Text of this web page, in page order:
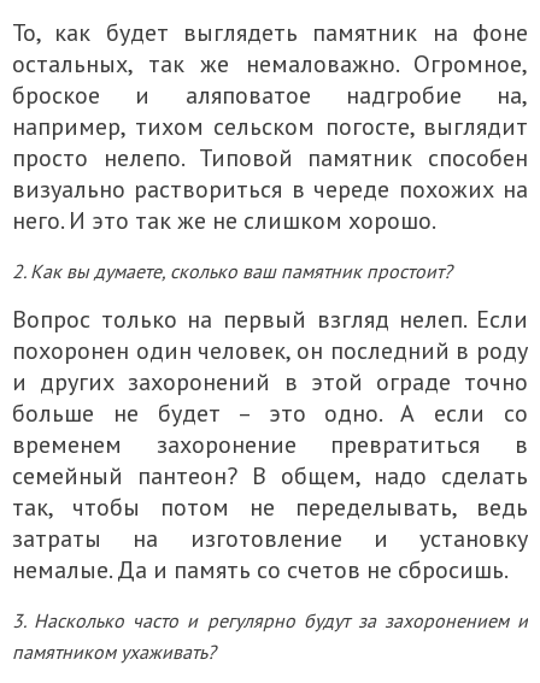
То, как будет выглядеть памятник на фоне
остальных, так же немаловажно. Огромное,
броское и аляповатое надгробие на,
например, тихом сельском погосте, выглядит
просто нелепо. Типовой памятник способен
визуально раствориться в череде похожих на
него. И это так же не слишком хорошо.
2. Как вы думаете, сколько ваш памятник простоит?
Вопрос только на первый взгляд нелеп. Если
похоронен один человек, он последний в роду
и других захоронений в этой ограде точно
больше не будет – это одно. А если со
временем захоронение превратиться в
семейный пантеон? В общем, надо сделать
так, чтобы потом не переделывать, ведь
затраты на изготовление и установку
немалые. Да и память со счетов не сбросишь.
3. Насколько часто и регулярно будут за захоронением и
памятником ухаживать?